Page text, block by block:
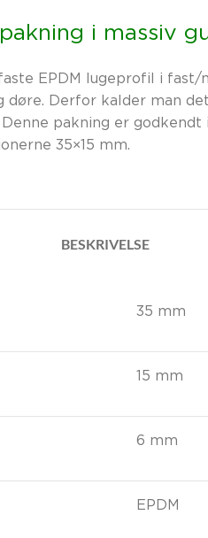
i massiv
EPDM lugeprofil i
døre. Derfor kalder man
pakning er
35×15 mm.
BESKRIVELSE
35 mm
15 mm
6 mm
EPDM